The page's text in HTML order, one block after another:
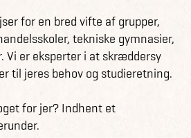
for en bred vifte af grupper,
tekniske gymnasier,
Vi er eksperter i at skræddersy
til jeres behov og studieretning.
for jer? Indhent et